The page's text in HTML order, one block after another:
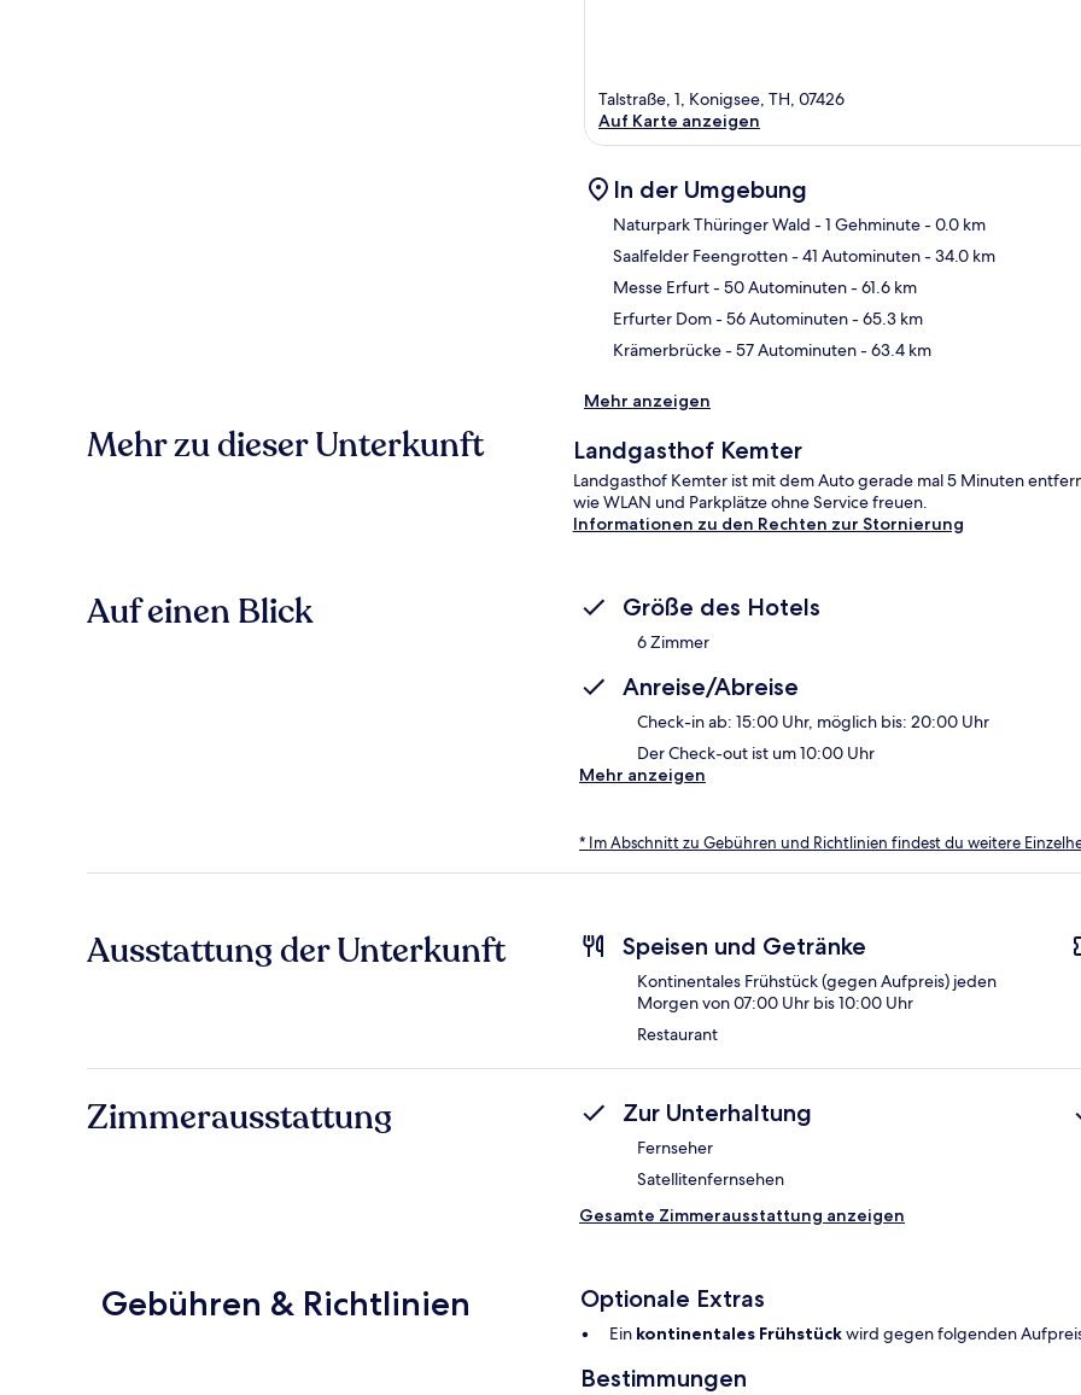
Talstraße, 1, Konigsee, TH, 07426
Auf Karte anzeigen
In der Umgebung
Naturpark Thüringer Wald - 1 Gehminute- 0.0 km
Saalfelder Feengrotten- 41 Autominuten- 34.0 km
Messe Erfurt- 50 Autominuten- 61.6 km
Erfurter Dom- 56 Autominuten- 65.3 km
Krämerbrücke- 57 Autominuten- 63.4 km
Mehr anzeigen
Mehr zu dieser Unterkunft Landgasthof Kemter
Landgasthof Kemter ist mit dem Auto gerade mal 5 Minuten
wie WLAN und Parkplätze ohne Service freuen.
Informationen zu den Rechten zur Stornierung
Auf einen Blick Größe des Hotels
6 Zimmer
Anreise/Abreise
Check-in ab: 15:00 Uhr, möglich bis: 20:00 Uhr
Der Check-out ist um 10:00 Uhr
Mehr anzeigen
* Im Abschnitt zu Gebühren und Richtlinien findest du weitere
Ausstattung der Unterkunft Speisen und Getränke
Kontinentales Frühstück (gegen Aufpreis) jeden
Morgen von 07:00 Uhr bis 10:00 Uhr
Restaurant
Zimmerausstattung Zur Unterhaltung
Fernseher
Satellitenfernsehen
Gesamte Zimmerausstattung anzeigen
Gebühren & Richtlinien Optionale Extras
Ein kontinentales Frühstückwird gegen folgenden
Bestimmungen